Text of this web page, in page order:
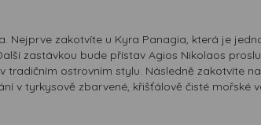
Nejprve zakotvíte u Kyra Panagia, která je
zastávkou bude přístav Agios Nikolaos
tradičním ostrovním stylu. Následně zakotvíte
v tyrkysově zbarvené, křišťálově čisté